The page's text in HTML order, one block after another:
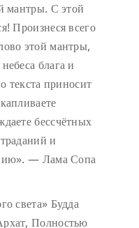
мантры. С этой
Произнеся всего
этой мантры,
блага и
текста приносит
бессчётных
и
— Лама Сопа
света» Будда
Полностью